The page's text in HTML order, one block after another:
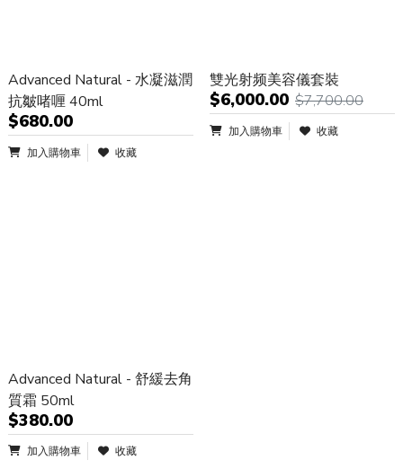
Advanced Natural - 水凝滋潤
抗皺啫喱 40ml
$680.00
加入購物車 收藏
雙光射频美容儀套裝
$6,000.00 $7,700.00
加入購物車 收藏
Advanced Natural - 舒緩去角
質霜 50ml
$380.00
加入購物車 收藏